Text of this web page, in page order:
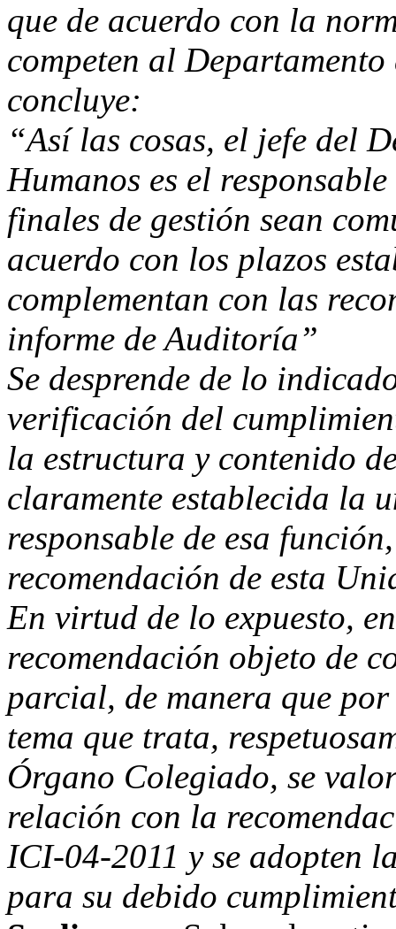
que de acuerdo con la
competen al Departamento
concluye:
“Así las cosas, el jefe del
Humanos es el
finales de gestión sean
acuerdo con los plazos
complementan con las
informe de Auditoría”
Se desprende de lo
verificación del
la estructura y contenido
claramente establecida la
responsable de esa
recomendación de esta
En virtud de lo expuesto,
recomendación objeto de
parcial, de manera que
tema que trata,
Órgano Colegiado, se
relación con la
ICI-04-2011 y se adopten
para su debido